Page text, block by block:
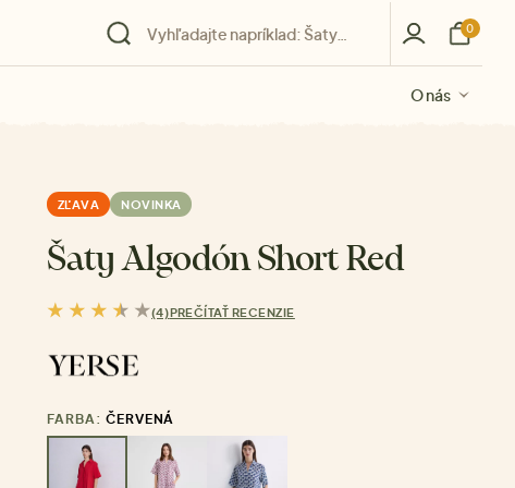
O nás
O nás
O nás
O nás
O nás
0
ZĽAVA NOVINKA
Šaty Algodón Short Red
(4)PREČÍTAŤ RECENZIE
FARBA: ČERVENÁ